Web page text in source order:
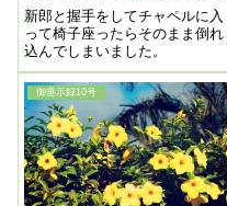
霊スポットの霊を救霊して
解決！
新郎と握手をしてチャペルに入
って椅子座ったらそのまま倒れ
込んでしまいました。
御垂示録10号